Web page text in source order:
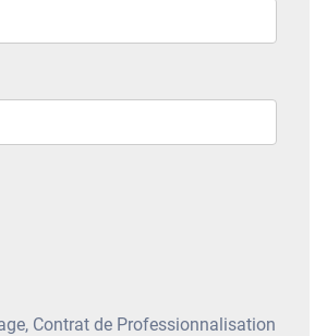
Contrat de Professionnalisation